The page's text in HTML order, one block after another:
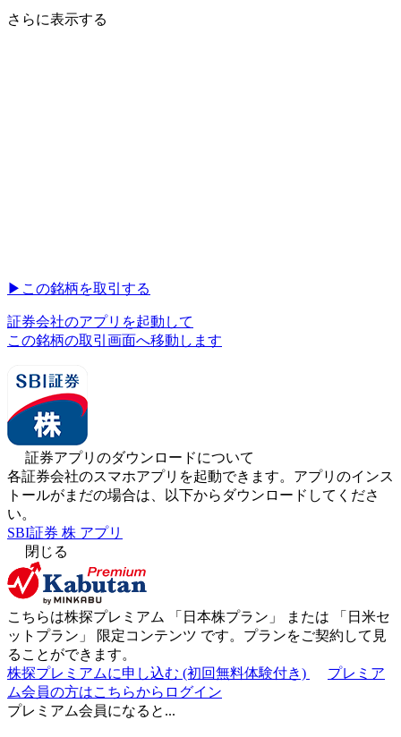
さらに表示する
▶︎ この銘柄を取引する
証券会社のアプリを起動して
この銘柄の取引画面へ移動します
証券アプリのダウンロードについて
各証券会社のスマホアプリを起動できます。アプリのインス
トールがまだの場合は、以下からダウンロードしてくださ
い。
SBI証券 株 アプリ
閉じる
こちらは株探プレミアム 「 日本株プラン 」 または 「 日米セ
ットプラン 」 限定コンテンツ です。プランをご契約して見
ることができます。
株探プレミアムに申し込む (初回無料体験付き)
プレミア
ム会員の方はこちらからログイン
プレミアム会員になると...